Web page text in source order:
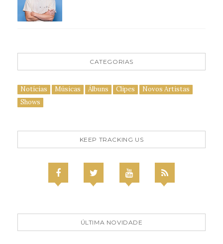
CATEGORIAS
Notícias Músicas Álbuns Clipes
Novos Artistas
Shows
KEEP TRACKING US
ÚLTIMA NOVIDADE